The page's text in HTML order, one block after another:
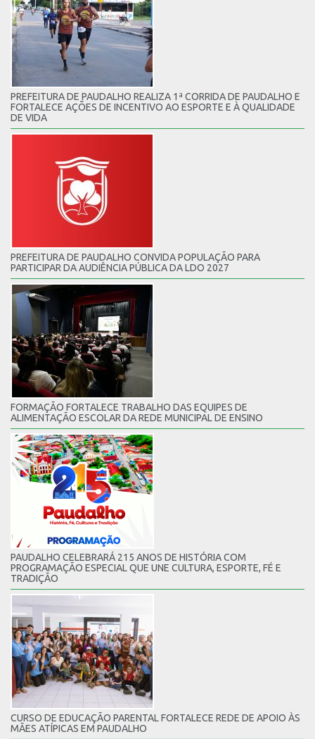
PREFEITURA DE PAUDALHO REALIZA 1ª CORRIDA DE PAUDALHO E
FORTALECE AÇÕES DE INCENTIVO AO ESPORTE E À QUALIDADE
DE VIDA
PREFEITURA DE PAUDALHO CONVIDA POPULAÇÃO PARA
PARTICIPAR DA AUDIÊNCIA PÚBLICA DA LDO 2027
FORMAÇÃO FORTALECE TRABALHO DAS EQUIPES DE
ALIMENTAÇÃO ESCOLAR DA REDE MUNICIPAL DE ENSINO
PAUDALHO CELEBRARÁ 215 ANOS DE HISTÓRIA COM
PROGRAMAÇÃO ESPECIAL QUE UNE CULTURA, ESPORTE, FÉ E
TRADIÇÃO
CURSO DE EDUCAÇÃO PARENTAL FORTALECE REDE DE APOIO ÀS
MÃES ATÍPICAS EM PAUDALHO